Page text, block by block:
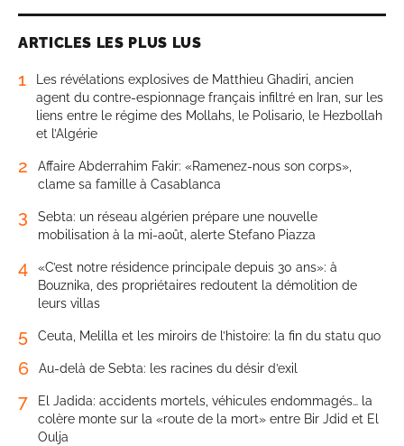
ARTICLES LES PLUS LUS
1
Les révélations explosives de Matthieu Ghadiri, ancien
agent du contre-espionnage français infiltré en Iran, sur les
liens entre le régime des Mollahs, le Polisario, le Hezbollah
et l’Algérie
2
Affaire Abderrahim Fakir: «Ramenez-nous son corps»,
clame sa famille à Casablanca
3
Sebta: un réseau algérien prépare une nouvelle
mobilisation à la mi-août, alerte Stefano Piazza
4
«C’est notre résidence principale depuis 30 ans»: à
Bouznika, des propriétaires redoutent la démolition de
leurs villas
5 Ceuta, Melilla et les miroirs de l’histoire: la fin du statu quo
6 Au-delà de Sebta: les racines du désir d’exil
7
El Jadida: accidents mortels, véhicules endommagés… la
colère monte sur la «route de la mort» entre Bir Jdid et El
Oulja